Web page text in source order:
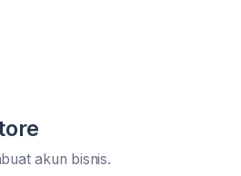
akun bisnis.